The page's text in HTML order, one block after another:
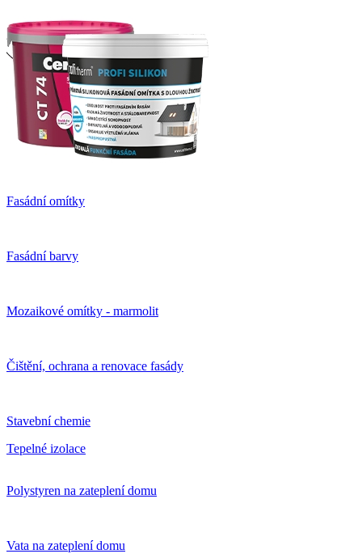
Fasádní omítky
Fasádní barvy
Mozaikové omítky - marmolit
Čištění, ochrana a renovace fasády
Stavební chemie
Tepelné izolace
Polystyren na zateplení domu
Vata na zateplení domu